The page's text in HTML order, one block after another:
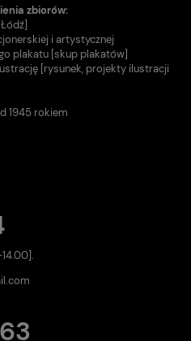
zbiorów:
i artystycznej
plakatu [skup plakatów]
[rysunek, projekty ilustracji
1945 rokiem